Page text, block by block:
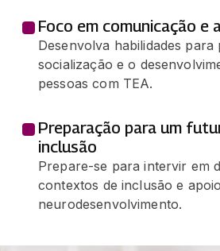
Foco em comunicação e
Desenvolva habilidades
socialização e o
pessoas com TEA.
Preparação para um
inclusão
Prepare-se para intervir em
contextos de inclusão e
neurodesenvolvimento.